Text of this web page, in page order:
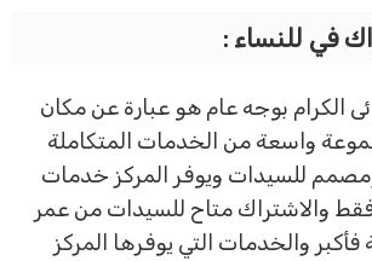
في للنساء :
الكرام بوجه عام هو عبارة عن مكان
واسعة من الخدمات المتكاملة
للسيدات ويوفر المركز خدمات
والاشتراك متاح للسيدات من عمر
والخدمات التي يوفرها المركز